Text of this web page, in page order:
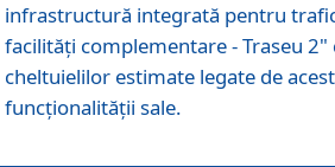
infrastructură integrată pentru
facilități complementare - Traseu 2"
cheltuielilor estimate legate de
funcționalității sale.